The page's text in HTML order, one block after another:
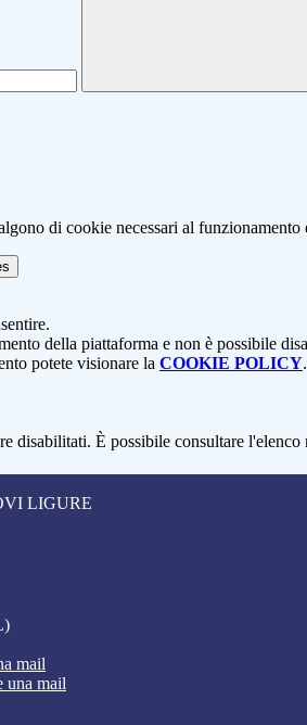
di cookie necessari al
della piattaforma e non è possibile
potete visionare la COOKIE POLICY.
disabilitati. È possibile consultare
LIGURE
mail
una mail